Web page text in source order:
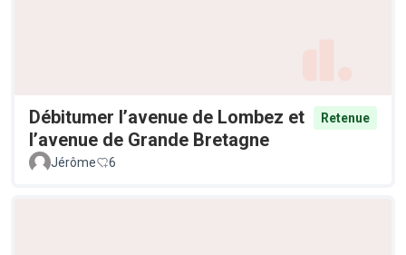
Débitumer l’avenue de Lombez et
l’avenue de Grande Bretagne
Retenue
Jérôme 6